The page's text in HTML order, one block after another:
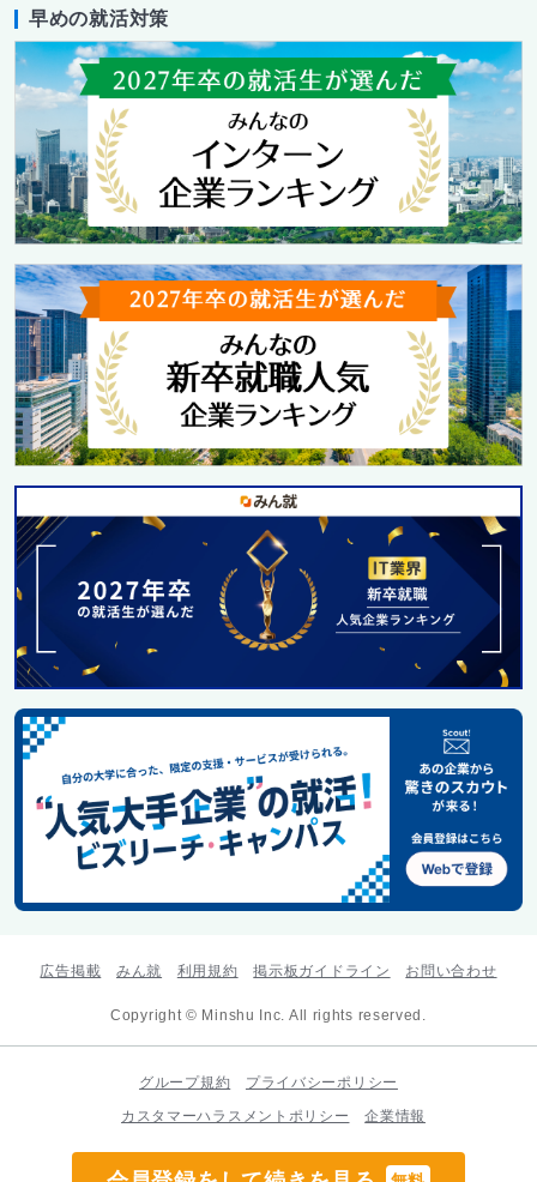
早めの就活対策
広告掲載 みん就 利用規約 掲示板ガイドライン お問い合わせ
Copyright © Minshu Inc. All rights reserved.
グループ規約
プライバシーポリシー
カスタマーハラスメントポリシー
企業情報